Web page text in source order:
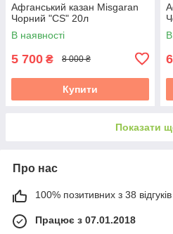
Афганський казан Misgaran
Чорний "CS" 20л
В наявності
5 700 ₴ 8 000 ₴
Купити
Показати
Про нас
100% позитивних з 38 відгуків
Працює з 07.01.2018